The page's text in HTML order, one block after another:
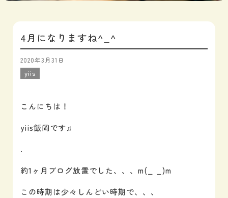
4月になりますね^_^
2020年3月31日
yiis
こんにちは！
yiis飯岡です♫
.
約1ヶ月ブログ放置でした、、、m(_ _)m
この時期は少々しんどい時期で、、、